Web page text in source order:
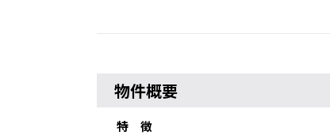
物件概要
特 徴